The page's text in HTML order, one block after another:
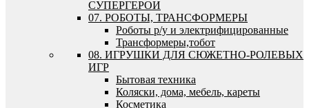
СУПЕРГЕРОИ
07. РОБОТЫ, ТРАНСФОРМЕРЫ
Роботы р/у и электрифицированные
Трансформеры,тобот
08. ИГРУШКИ ДЛЯ СЮЖЕТНО-РОЛЕВЫХ
ИГР
Бытовая техника
Коляски, дома, мебель, кареты
Косметика